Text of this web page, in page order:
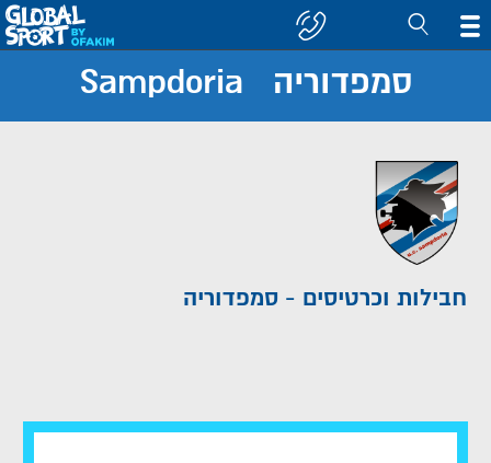
חפש
קבוצה/יעד
סמפדוריה Sampdoria
חבילות וכרטיסים - סמפדוריה